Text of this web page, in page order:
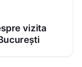
vizita